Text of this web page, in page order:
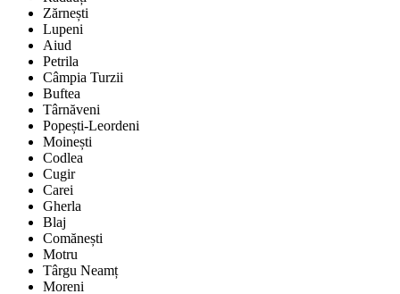
Zărnești
Lupeni
Aiud
Petrila
Câmpia Turzii
Buftea
Târnăveni
Popești-Leordeni
Moinești
Codlea
Cugir
Carei
Gherla
Blaj
Comănești
Motru
Târgu Neamț
Moreni